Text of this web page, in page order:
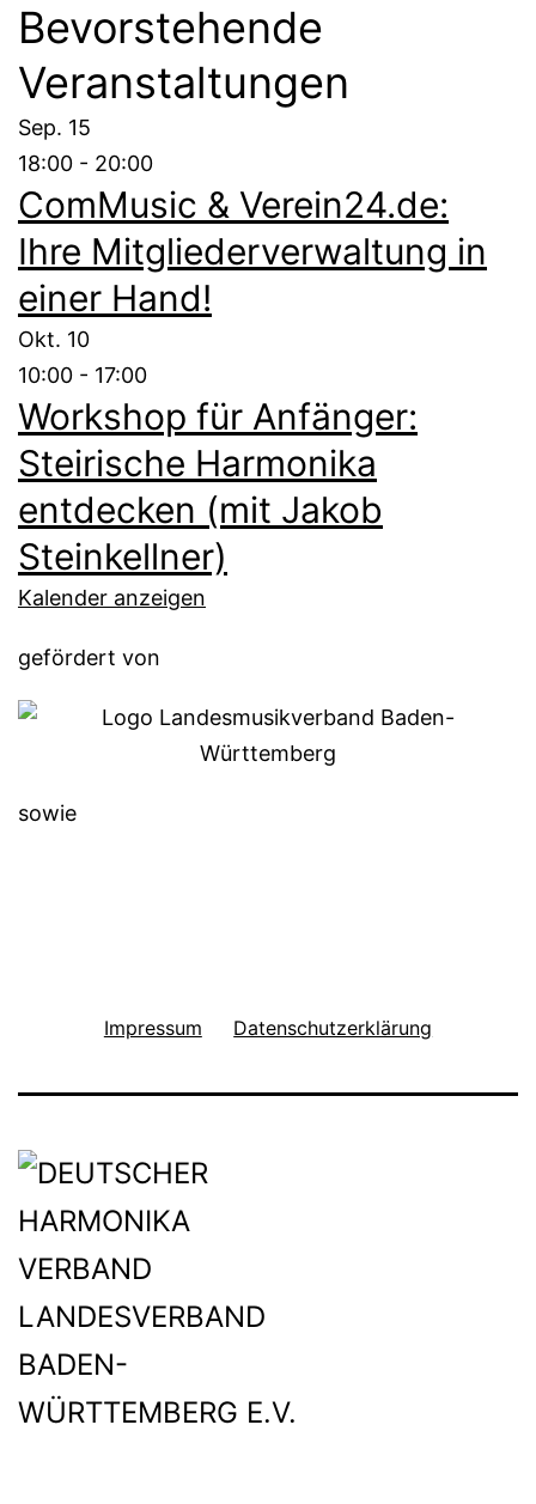
Bevorstehende
Veranstaltungen
Sep. 15
18:00 - 20:00
ComMusic & Verein24.de:
Ihre Mitgliederverwaltung in
einer Hand!
Okt. 10
10:00 - 17:00
Workshop für Anfänger:
Steirische Harmonika
entdecken (mit Jakob
Steinkellner)
Kalender anzeigen
gefördert von
sowie
Impressum Datenschutzerklärung